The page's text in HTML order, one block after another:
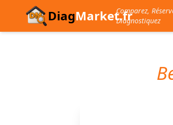
DiagMarket.frComparez,
Diagnostiquez